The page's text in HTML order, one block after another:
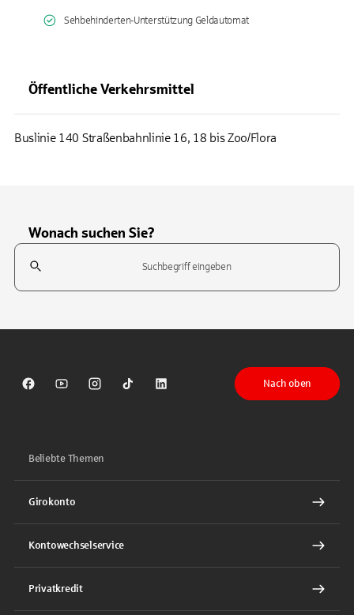
Sehbehinderten-Unterstützung Geldautomat
Öffentliche Verkehrsmittel
Buslinie 140 Straßenbahnlinie 16, 18 bis Zoo/Flora
Wonach suchen Sie?
Suchfeld
Sparkasse auf Facebook
Sparkasse auf Youtube
Sparkasse auf Instagram
Sparkasse auf TikTok
Sparkasse auf LinkedIn
Nach oben
Beliebte Themen
Girokonto
Kontowechselservice
Privatkredit